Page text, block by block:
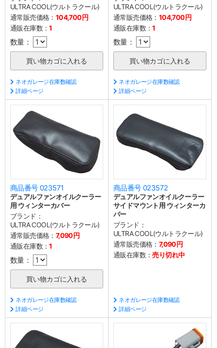
ULTRA COOL(ウルトラクール)
通常販売価格： 104,700円
通販在庫数：1
数量：
ネオガレージ在庫数確認
詳細ページ
ULTRA COOL(ウルトラクール)
通常販売価格： 104,700円
通販在庫数：1
数量：
ネオガレージ在庫数確認
詳細ページ
商品番号 023571
デュアルファンオイルクーラー
用 ウィンターカバー
ブランド：
ULTRA COOL(ウルトラクール)
通常販売価格： 7,090円
通販在庫数：1
数量：
ネオガレージ在庫数確認
詳細ページ
商品番号 023572
デュアルファンオイルクーラー
サイドマウント用 ウィンターカ
バー
ブランド：
ULTRA COOL(ウルトラクール)
通常販売価格： 7,090円
通販在庫数：売り切れ中
ネオガレージ在庫数確認
詳細ページ